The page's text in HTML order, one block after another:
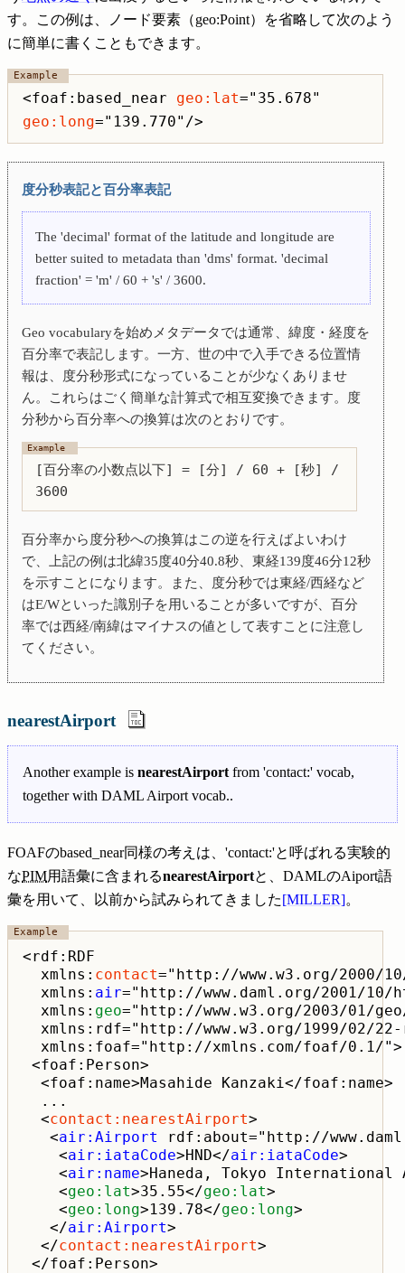
す。この例は、ノード要素（geo:Point）を省略して次のよう
に簡単に書くこともできます。
<foaf:based_near geo:lat="35.678"
geo:long="139.770"/>
度分秒表記と百分率表記
The 'decimal' format of the latitude and longitude are
better suited to metadata than 'dms' format. 'decimal
fraction' = 'm' / 60 + 's' / 3600.
Geo vocabularyを始めメタデータでは通常、緯度・経度を
百分率で表記します。一方、世の中で入手できる位置情
報は、度分秒形式になっていることが少なくありませ
ん。これらはごく簡単な計算式で相互変換できます。度
分秒から百分率への換算は次のとおりです。
[百分率の小数点以下] = [分] / 60 + [秒] /
3600
百分率から度分秒への換算はこの逆を行えばよいわけ
で、上記の例は北緯35度40分40.8秒、東経139度46分12秒
を示すことになります。また、度分秒では東経/西経など
はE/Wといった識別子を用いることが多いですが、百分
率では西経/南緯はマイナスの値として表すことに注意し
てください。
nearestAirport
Another example is nearestAirport from 'contact:' vocab,
together with DAML Airport vocab..
FOAFのbased_near同様の考えは、'contact:'と呼ばれる実験的
なPIM用語彙に含まれるnearestAirportと、DAMLのAiport語
彙を用いて、以前から試みられてきました[MILLER]。
<rdf:RDF
  xmlns:
contact="http://www.w3.org/2000/
  xmlns:
air="http://www.daml.org/2001/
  xmlns:
geo="http://www.w3.org/2003/01/
xmlns:rdf="http://www.w3.org/1999/02/
  xmlns:foaf="http://xmlns.com/foaf/0.1/">
<foaf:Person>
  <foaf:name>Masahide Kanzaki</foaf:name>
  ...
  <
contact:nearestAirport>
   <
air:Airport
rdf:about="http://
    <
air:iataCode>HND</air:iataCode>
    <
air:name>Haneda, Tokyo
    <
geo:lat>35.55</geo:lat>
    <
geo:long>139.78</geo:long>
   </
air:Airport>
  </
contact:nearestAirport>
</foaf:Person>